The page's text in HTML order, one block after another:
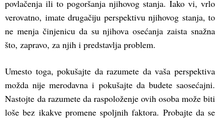
povlačenja ili to pogoršanja njihovog stanja. Iako vi, vrlo
verovatno, imate drugačiju perspektivu njihovog stanja, to
ne menja činjenicu da su njihova osećanja zaista snažna
što, zapravo, za njih i predstavlja problem.
Umesto toga, pokušajte da razumete da vaša perspektiva
možda nije merodavna i pokušajte da budete saosećajni.
Nastojte da razumete da raspoloženje ovih osoba može biti
loše bez ikakve promene spoljnih faktora. Probajte da se